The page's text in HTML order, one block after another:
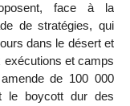
face à la
de stratégies, qui
dans le désert et
exécutions et camps
de 100 000
le boycott dur des